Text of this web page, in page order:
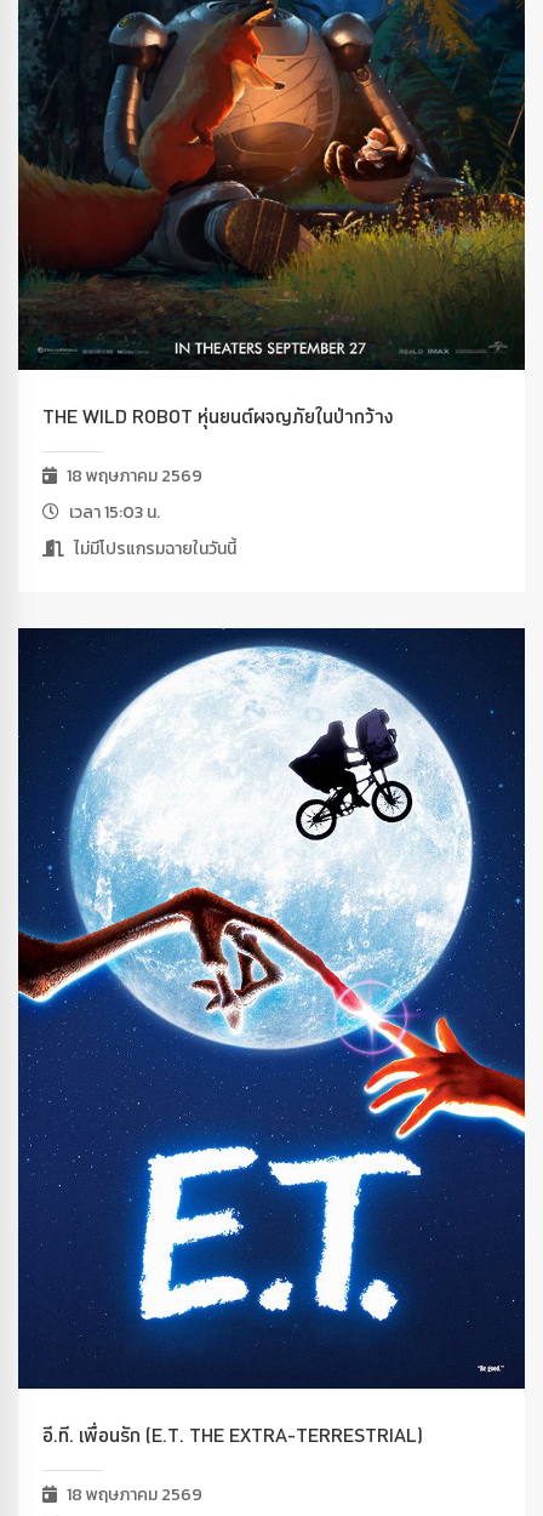
THE WILD ROBOT หุ่นยนต์ผจญภัยในป่ากว้าง
18 พฤษภาคม 2569
เวลา 15:03 น.
ไม่มีโปรแกรมฉายในวันนี้
อี.ที. เพื่อนรัก (E.T. THE EXTRA-TERRESTRIAL)
18 พฤษภาคม 2569